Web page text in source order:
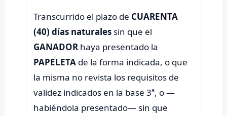
Transcurrido el plazo de CUARENTA
(40) días naturales sin que el
GANADOR haya presentado la
PAPELETA de la forma indicada, o que
la misma no revista los requisitos de
validez indicados en la base 3ª, o —
habiéndola presentado— sin que